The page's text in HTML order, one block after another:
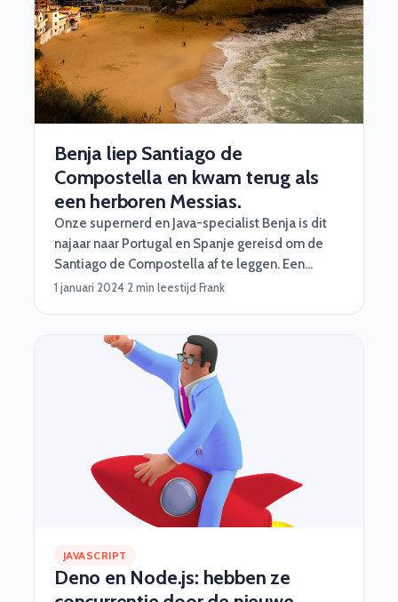
Benja liep Santiago de
Compostella en kwam terug als
een herboren Messias.
Onze supernerd en Java-specialist Benja is dit
najaar naar Portugal en Spanje gereisd om de
Santiago de Compostella af te leggen. Een
pelgrimstocht met oneindig veel fabuleuze
1 januari 2024·2 min leestijd·Frank
JAVASCRIPT
Deno en Node.js: hebben ze